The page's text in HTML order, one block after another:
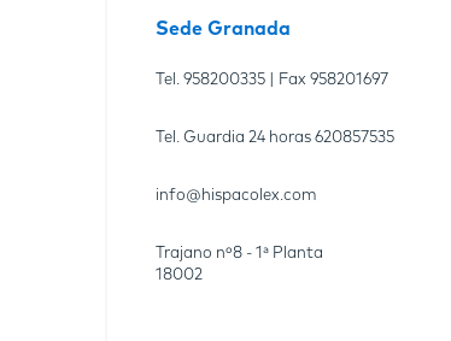
Sede Granada
Tel. 958200335 | Fax 958201697
Tel. Guardia 24 horas 620857535
info@hispacolex.com
Trajano nº8 - 1ª Planta
18002